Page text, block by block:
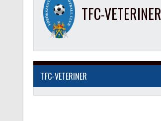
TFC-VETERINER
TFC-VETERINER